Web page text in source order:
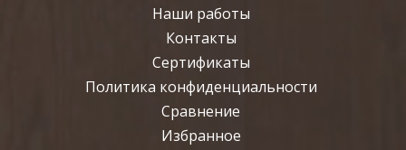
Наши работы
Контакты
Сертификаты
Политика конфиденциальности
Сравнение
Избранное